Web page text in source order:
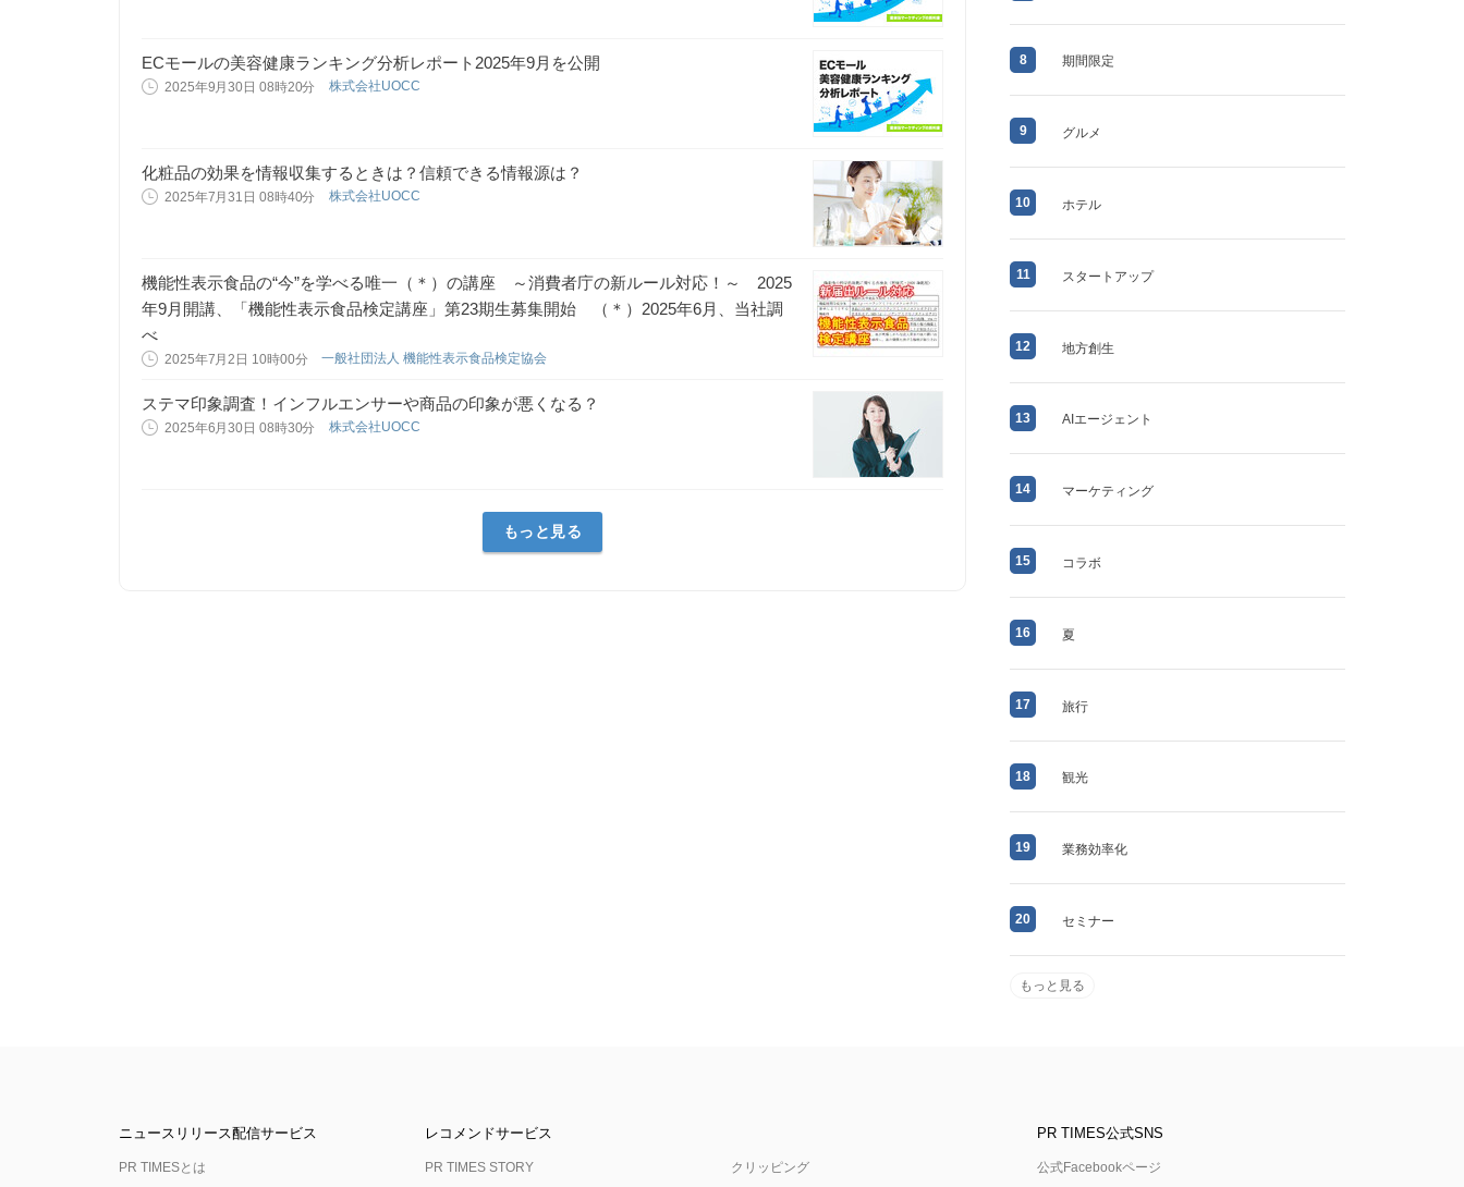
ECモールの美容健康ランキング分析レポート2025年9月を公開
2025年9月30日 08時20分 株式会社UOCC
化粧品の効果を情報収集するときは？信頼できる情報源は？
2025年7月31日 08時40分 株式会社UOCC
機能性表示食品の“今”を学べる唯一（＊）の講座 ～消費者庁の新ルール対応！～ 2025
年9月開講、「機能性表示食品検定講座」第23期生募集開始 （＊）2025年6月、当社調
べ
2025年7月2日 10時00分 一般社団法人 機能性表示食品検定協会
ステマ印象調査！インフルエンサーや商品の印象が悪くなる？
2025年6月30日 08時30分 株式会社UOCC
もっと見る
8 期間限定
9 グルメ
10 ホテル
11 スタートアップ
12 地方創生
13 AIエージェント
14 マーケティング
15 コラボ
16 夏
17 旅行
18 観光
19 業務効率化
20 セミナー
もっと見る
ニュースリリース配信サービス
PR TIMESとは
レコメンドサービス
PR TIMES STORY クリッピング
PR TIMES公式SNS
公式Facebookページ